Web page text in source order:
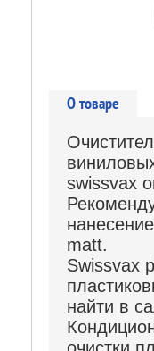
О товаре
swissvax
matt.
Swissvax
найти в